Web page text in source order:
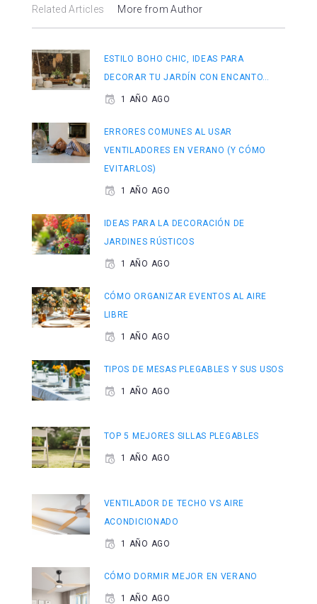
Related Articles More from Author
ESTILO BOHO CHIC, IDEAS PARA
DECORAR TU JARDÍN CON ENCANTO…
1 AÑO AGO
ERRORES COMUNES AL USAR
VENTILADORES EN VERANO (Y CÓMO
EVITARLOS)
1 AÑO AGO
IDEAS PARA LA DECORACIÓN DE
JARDINES RÚSTICOS
1 AÑO AGO
CÓMO ORGANIZAR EVENTOS AL AIRE
LIBRE
1 AÑO AGO
TIPOS DE MESAS PLEGABLES Y SUS USOS
1 AÑO AGO
TOP 5 MEJORES SILLAS PLEGABLES
1 AÑO AGO
VENTILADOR DE TECHO VS AIRE
ACONDICIONADO
1 AÑO AGO
CÓMO DORMIR MEJOR EN VERANO
1 AÑO AGO